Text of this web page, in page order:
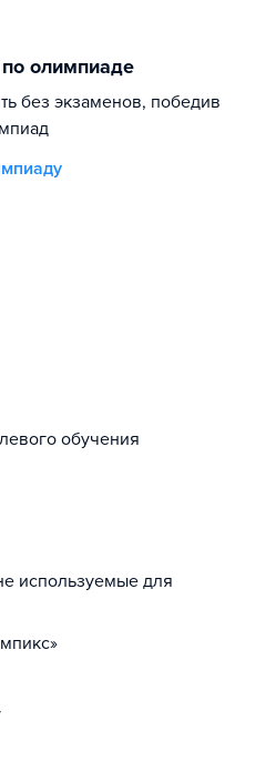
олимпиаде
без экзаменов, победив
обучения
используемые для